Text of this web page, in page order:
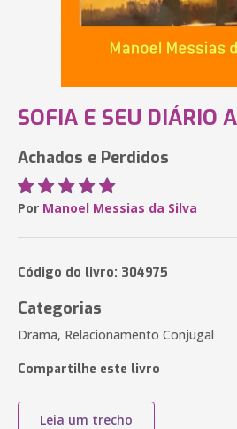
SOFIA E SEU DIÁRIO
Achados e Perdidos
Por Manoel Messias da Silva
Código do livro: 304975
Categorias
Drama, Relacionamento Conjugal
Compartilhe este livro
Leia um trecho